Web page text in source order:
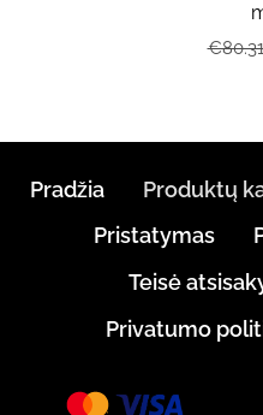
€80.31
Pradžia Produktų
Pristatymas
Teisė
Privatumo